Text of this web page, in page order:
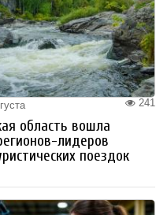
241
область вошла
лидеров
поездок